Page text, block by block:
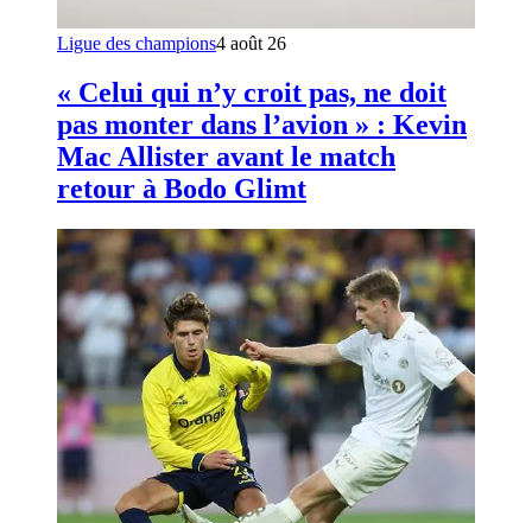
Ligue des champions4 août 26
« Celui qui n’y croit pas, ne doit
pas monter dans l’avion » : Kevin
Mac Allister avant le match
retour à Bodo Glimt